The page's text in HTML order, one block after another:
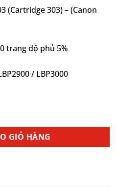
(Cartridge 303) – (Canon
trang độ phủ 5%
/ LBP3000
2900 - Cartridge 303 số lượng
GIỎ HÀNG